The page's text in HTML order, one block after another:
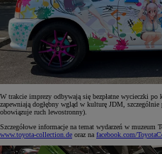
W trakcie imprezy odbywają się bezpłatne wycieczki
zapewniają dogłębny wgląd w kulturę JDM,
obowiązuje ruch lewostronny).
Szczegółowe informacje na temat wydarzeń w muzeum
www.toyota-collection.de oraz na facebook.com/